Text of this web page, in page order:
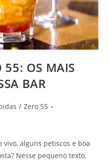
55: OS MAIS
BAR
/ Zero 55
alguns petiscos e boa
Nesse pequeno texto,